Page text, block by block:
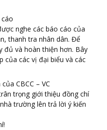
nghe các báo cáo của
thanh tra nhân dân. Để
đủ và hoàn thiện hơn. Bây
của các vị đại biểu và các
CBCC – VC
trọng giới thiệu đồng chí
trường lên trả lời ý kiến